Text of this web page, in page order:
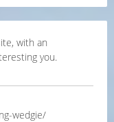
with an
you.
wedgie/